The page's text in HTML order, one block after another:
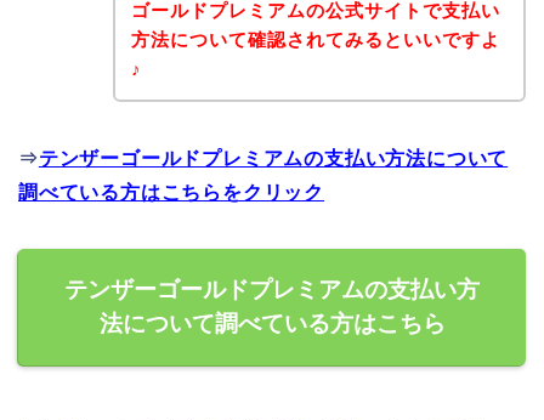
ゴールドプレミアムの公式サイトで支払い
方法について確認されてみるといいですよ
♪
⇒テンザーゴールドプレミアムの支払い方法について
調べている方はこちらをクリック
テンザーゴールドプレミアムの支払い方
法について調べている方はこちら